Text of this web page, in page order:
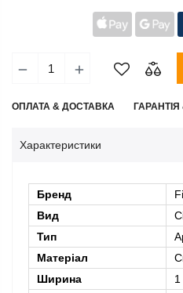
ОПЛАТА & ДОСТАВКА
Характеристики
Бренд
Вид
Тип
Матеріал
Ширина